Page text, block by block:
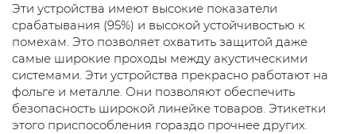
Эти устройства имеют высокие показатели
срабатывания (95%) и высокой устойчивостью к
помехам. Это позволяет охватить защитой даже
самые широкие проходы между акустическими
системами. Эти устройства прекрасно работают на
фольге и металле. Они позволяют обеспечить
безопасность широкой линейке товаров. Этикетки
этого приспособления гораздо прочнее других.